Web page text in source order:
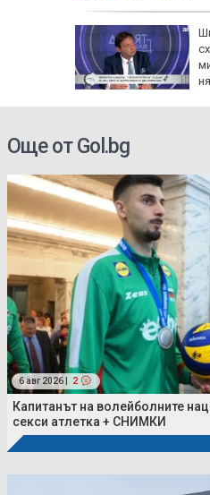
Още от Gol.bg
6 авг 2026 | 2
Капитанът на волейболните
секси атлетка + СНИМКИ